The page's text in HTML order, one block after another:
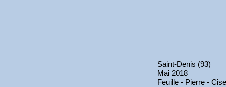
Saint-Denis (93)
Mai 2018
Feuille - Pierre -